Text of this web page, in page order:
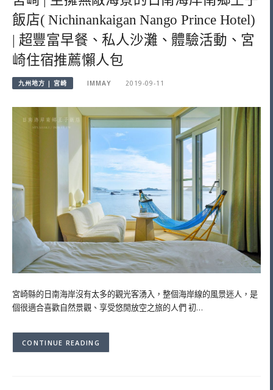
飯店( Nichinankaigan Nango Prince Hotel)
| 超豐富早餐、私人沙灘、體驗活動、宮
崎住宿推薦懶人包
九州地方 | 宮崎 IMMAY 2019-09-11
宮崎縣的日南海岸沒有太多的觀光客湧入，整個海岸線的風景迷人，是
個很適合喜歡自然景觀、享受悠閒放空之旅的人們 初…
CONTINUE READING